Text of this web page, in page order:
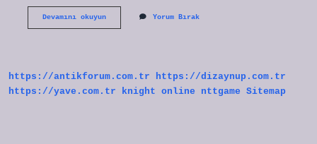
Devamını okuyunPomakça
Yorum Bırak
https://antikforum.com.tr
https://dizaynup.com.tr
https://yave.com.tr
knight online nttgame Sitemap